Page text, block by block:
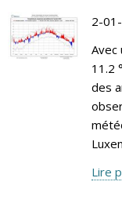
2-
Avec
11.2
des
Lire